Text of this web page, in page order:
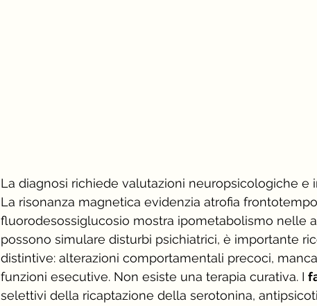
La diagnosi richiede valutazioni neuropsicologiche e
La risonanza magnetica evidenzia atrofia
fluorodesossiglucosio mostra ipometabolismo nelle
possono simulare disturbi psichiatrici, è importante
distintive: alterazioni comportamentali precoci,
funzioni esecutive. Non esiste una terapia curativa. I
selettivi della ricaptazione della serotonina,